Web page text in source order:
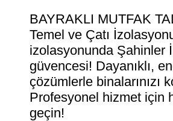
BAYRAKLI MUTFAK
Temel ve Çatı
izolasyonunda Şahinler
güvencesi! Dayanıklı,
çözümlerle binalarınızı
Profesyonel hizmet için
geçin!